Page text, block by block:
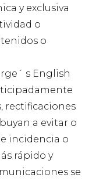
y exclusiva
o
o
s English
rectificaciones
a evitar o
incidencia o
rápido y
se